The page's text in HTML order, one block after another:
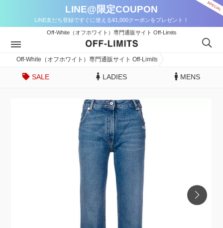
LINE@限定COUPON
LINE友だち登録ですぐに使える¥1,000クーポンをプレゼント！
Off-White（オフホワイト）専門通販サイト Off-Limits
Off-White（オフホワイト）専門通販サイト Off-Limits
SALE LADIES MENS